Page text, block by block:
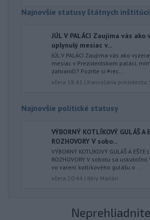
Najnovšie statusy štátnych
JÚL V PALÁCI Zaujíma vás ako
uplynulý mesiac v...
JÚL V PALÁCI Zaujíma vás ako
mesiac v Prezidentskom paláci,
zahraničí? Pozrite si #rec...
včera 18:41 | Kancelária prezidenta
Najnovšie politické statusy
VÝBORNÝ KOTLÍKOVÝ GULÁŠ A
ROZHOVORY V sobo...
VÝBORNÝ KOTLÍKOVÝ GULÁŠ A EŠTE
ROZHOVORY V sobotu sa
vo varení kotlíkového gulášu o ...
včera 20:44 | Kéry Marián
Neprehliadnite